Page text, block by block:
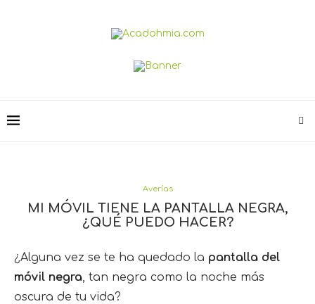
Averías
MI MÓVIL TIENE LA PANTALLA NEGRA,
¿QUÉ PUEDO HACER?
¿Alguna vez se te ha quedado la pantalla del
móvil negra, tan negra como la noche más
oscura de tu vida?